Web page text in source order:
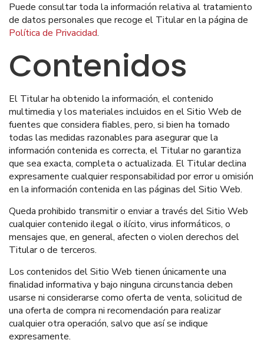
Puede consultar toda la información relativa al tratamiento
de datos personales que recoge el Titular en la página de
Política de Privacidad.
Contenidos
El Titular ha obtenido la información, el contenido
multimedia y los materiales incluidos en el Sitio Web de
fuentes que considera fiables, pero, si bien ha tomado
todas las medidas razonables para asegurar que la
información contenida es correcta, el Titular no garantiza
que sea exacta, completa o actualizada. El Titular declina
expresamente cualquier responsabilidad por error u omisión
en la información contenida en las páginas del Sitio Web.
Queda prohibido transmitir o enviar a través del Sitio Web
cualquier contenido ilegal o ilícito, virus informáticos, o
mensajes que, en general, afecten o violen derechos del
Titular o de terceros.
Los contenidos del Sitio Web tienen únicamente una
finalidad informativa y bajo ninguna circunstancia deben
usarse ni considerarse como oferta de venta, solicitud de
una oferta de compra ni recomendación para realizar
cualquier otra operación, salvo que así se indique
expresamente.